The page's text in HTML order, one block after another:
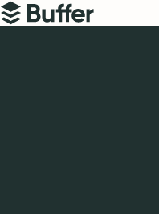
Navegación principal
Buffer